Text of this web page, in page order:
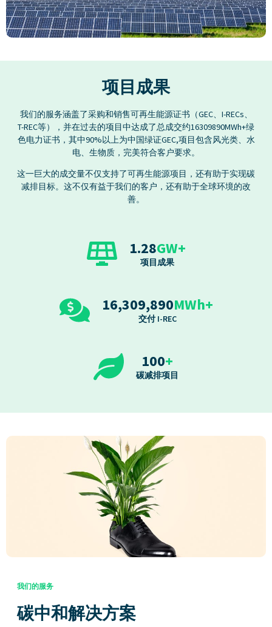
项目成果
我们的服务涵盖了采购和销售可再生能源证书（GEC、I-RECs、
T-REC等），并在过去的项目中达成了总成交约16309890MWh+绿
色电力证书，其中90%以上为中国绿证GEC,项目包含风光类、水
电、生物质，完美符合客户要求。
这一巨大的成交量不仅支持了可再生能源项目，还有助于实现碳
减排目标。这不仅有益于我们的客户，还有助于全球环境的改
善。
1.28GW+
项目成果
16,309,890MWh+
交付 I-REC
100+
碳减排项目
我们的服务
碳中和解决方案